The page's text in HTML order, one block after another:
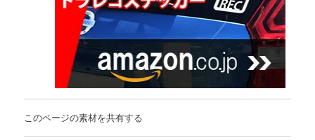
このページの素材を共有する